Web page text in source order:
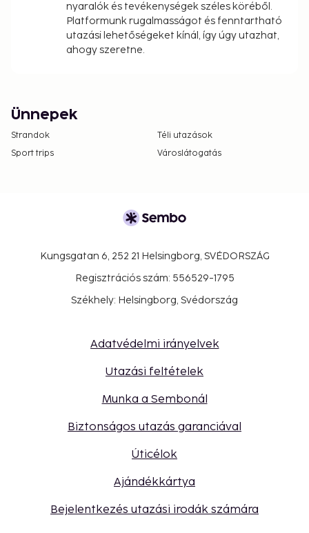
nyaralók és tevékenységek széles köréből.
Platformunk rugalmasságot és fenntartható
utazási lehetőségeket kínál, így úgy utazhat,
ahogy szeretne.
Ünnepek
Strandok
Téli utazások
Sport trips
Városlátogatás
Kungsgatan 6, 252 21 Helsingborg, SVÉDORSZÁG
Regisztrációs szám: 556529-1795
Székhely: Helsingborg, Svédország
Adatvédelmi irányelvek
Utazási feltételek
Munka a Sembonál
Biztonságos utazás garanciával
Úticélok
Ajándékkártya
Bejelentkezés utazási irodák számára